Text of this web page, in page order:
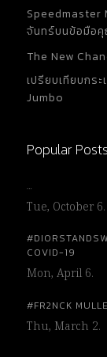
จันทร์บนข้อมือ
The New
เปรียบเทียบกร
Jumbo
Popular Posts
…
Tue, October 6.
COVID-19
Mon, April 6.
#FR2NCK
Thu, March 2.